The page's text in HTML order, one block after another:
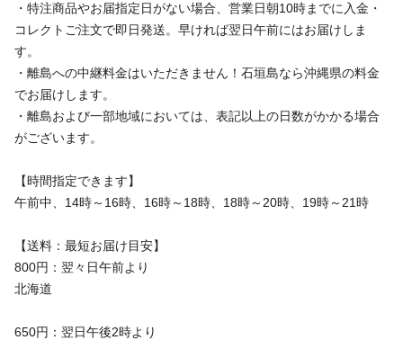
・特注商品やお届指定日がない場合、営業日朝10時までに入金・
コレクトご注文で即日発送。早ければ翌日午前にはお届けしま
す。
・離島への中継料金はいただきません！石垣島なら沖縄県の料金
でお届けします。
・離島および一部地域においては、表記以上の日数がかかる場合
がございます。
【時間指定できます】
午前中、14時～16時、16時～18時、18時～20時、19時～21時
【送料：最短お届け目安】
800円：翌々日午前より
北海道
650円：翌日午後2時より